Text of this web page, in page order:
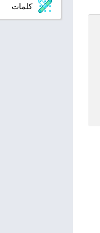
كلمات